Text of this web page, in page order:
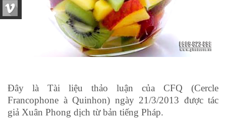
Đây là Tài liệu thảo luận của CFQ (Cercle
Francophone à Quinhon) ngày 21/3/2013 được tác
giả Xuân Phong dịch từ bản tiếng Pháp.